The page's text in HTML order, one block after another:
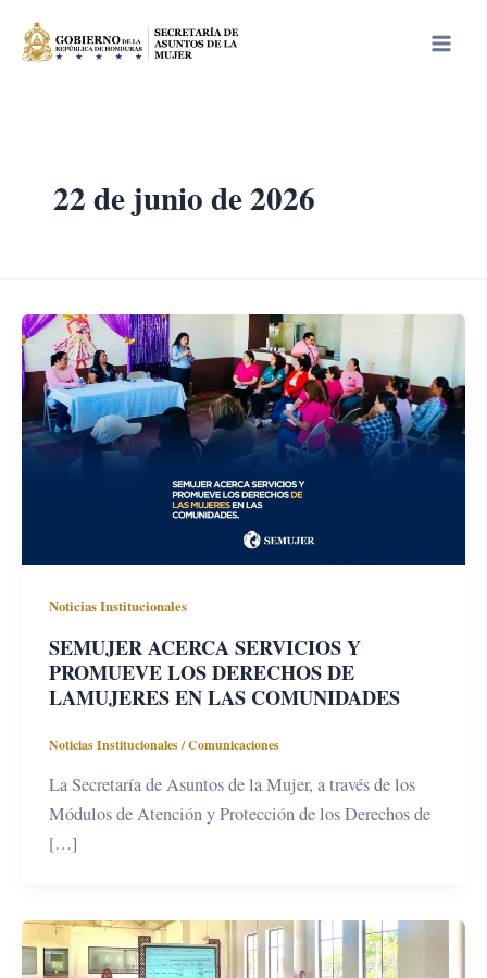
22 de junio de 2026
Noticias Institucionales
SEMUJER ACERCA SERVICIOS Y
PROMUEVE LOS DERECHOS DE
LAMUJERES EN LAS COMUNIDADES
Noticias Institucionales/Comunicaciones
La Secretaría de Asuntos de la Mujer, a través de los
Módulos de Atención y Protección de los Derechos de
[…]